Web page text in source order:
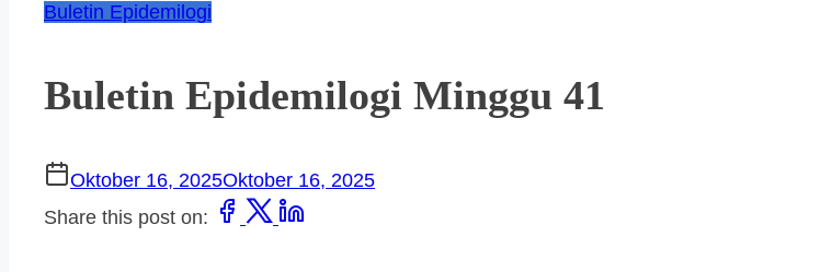
Buletin Epidemilogi
Buletin Epidemilogi Minggu 41
Oktober 16, 2025Oktober 16, 2025
Share this post on: